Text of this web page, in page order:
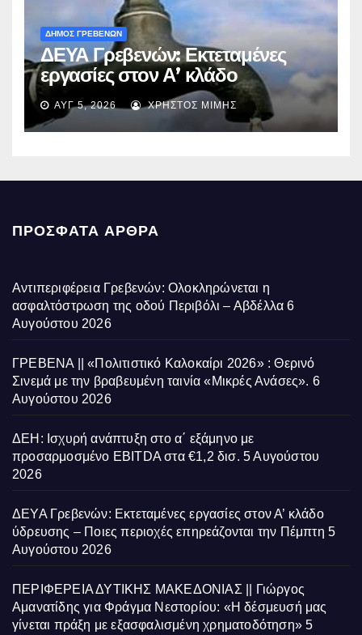
ΔΗΜΟΣ ΓΡΕΒΕΝΩΝ
ΔΕΥΑ Γρεβενών: Εκτεταμένες
εργασίες στον Α’ κλάδο
ύδρευσης – Ποιες περιοχές
επηρεάζονται την Πέμπτη
ΑΥΓ 5, 2026 ΧΡΉΣΤΟΣ ΜΊΜΗΣ
ΠΡΌΣΦΑΤΑ ΆΡΘΡΑ
Αντιπεριφέρεια Γρεβενών: Ολοκληρώνεται η
ασφαλτόστρωση της οδού Περιβόλι – Αβδέλλα 6
Αυγούστου 2026
ΓΡΕΒΕΝΑ || «Πολιτιστικό Καλοκαίρι 2026» : Θερινό
Σινεμά με την βραβευμένη ταινία «Μικρές Ανάσες». 6
Αυγούστου 2026
ΔΕΗ: Ισχυρή ανάπτυξη στο α΄ εξάμηνο με
προσαρμοσμένο EBITDA στα €1,2 δισ. 5 Αυγούστου
2026
ΔΕΥΑ Γρεβενών: Εκτεταμένες εργασίες στον Α’ κλάδο
ύδρευσης – Ποιες περιοχές επηρεάζονται την Πέμπτη 5
Αυγούστου 2026
ΠΕΡΙΦΕΡΕΙΑ ΔΥΤΙΚΗΣ ΜΑΚΕΔΟΝΙΑΣ || Γιώργος
Αμανατίδης για Φράγμα Νεστορίου: «Η δέσμευσή μας
γίνεται πράξη με εξασφαλισμένη χρηματοδότηση» 5